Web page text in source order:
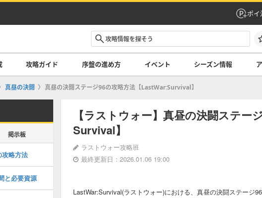
ポイ
攻略ガイド 序盤の進め方 イベント シーズン情報
真昼の決闘 真昼の決闘ステージ96の攻略方法【LastWar:Survival】
【ラストウォー】真昼の決闘ステー
Survival】
ラストウォー攻略班
最終更新日：2026.01.06 19:00
LastWar:Survival(ラストウォー)における、真昼の決闘ステージ
掲示板
攻略方法
と必要資源